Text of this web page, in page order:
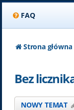
FAQ
Strona główna
Bez
NOWY TEMAT